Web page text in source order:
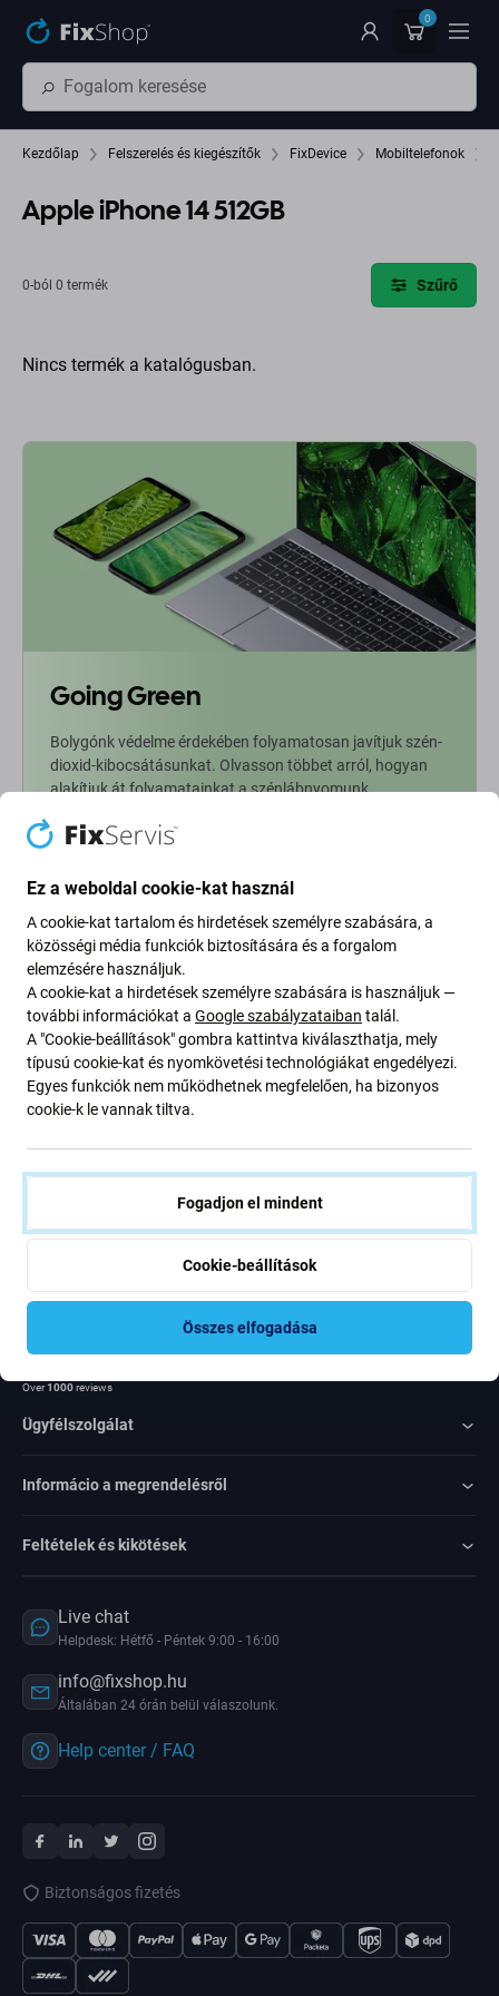
0
Kezdőlap Felszerelés és kiegészítők FixDevice Mobiltelefonok
Apple iPhone 14 512GB
0-ból 0 termék Szűrő
Nincs termék a katalógusban.
Going Green
Bolygónk védelme érdekében folyamatosan javítjuk szén-
dioxid-kibocsátásunkat. Olvasson többet arról, hogyan
alakítjuk át folyamatainkat a szénlábnyomunk
Newsletter Fix
Iratkozzon fel, hogy rendszeresen tájékoztatást kapjon az
ajánlatunkról szóló kedvezményekről és hírekről. Ugyanakkor
ennek az űrlapnak a benyújtásával megerősítem, hogy több mint
16 éves vagyok
Egyetértek azzal, hogy híreket kapjak
Over1000reviews
Ügyfélszolgálat
Informácio a megrendelésről
Feltételek és kikötések
Live chat
Helpdesk: Hétfő - Péntek 9:00 - 16:00
info@fixshop.hu
Általában 24 órán belül válaszolunk.
Help center / FAQ
Biztonságos fizetés
Ez a weboldal cookie-kat használ
A cookie-kat tartalom és hirdetések személyre szabására, a
közösségi média funkciók biztosítására és a forgalom
elemzésére használjuk.
A cookie-kat a hirdetések személyre szabására is használjuk —
további információkat a Google szabályzataiban talál.
A "Cookie-beállítások" gombra kattintva kiválaszthatja, mely
típusú cookie-kat és nyomkövetési technológiákat engedélyezi.
Egyes funkciók nem működhetnek megfelelően, ha bizonyos
cookie-k le vannak tiltva.
Fogadjon el mindent
Cookie-beállítások
Összes elfogadása